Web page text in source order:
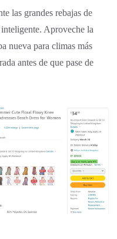
las grandes rebajas de
Aproveche la
nueva para climas más
antes de que pase de